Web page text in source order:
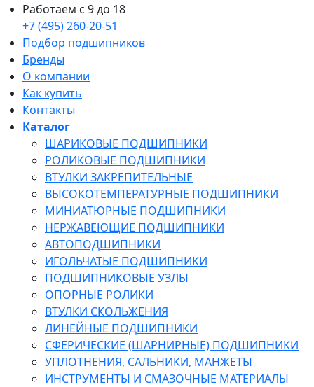
Работаем с 9 до 18
+7 (495) 260-20-51
Подбор подшипников
Бренды
О компании
Как купить
Контакты
Каталог
ШАРИКОВЫЕ ПОДШИПНИКИ
РОЛИКОВЫЕ ПОДШИПНИКИ
ВТУЛКИ ЗАКРЕПИТЕЛЬНЫЕ
ВЫСОКОТЕМПЕРАТУРНЫЕ ПОДШИПНИКИ
МИНИАТЮРНЫЕ ПОДШИПНИКИ
НЕРЖАВЕЮЩИЕ ПОДШИПНИКИ
АВТОПОДШИПНИКИ
ИГОЛЬЧАТЫЕ ПОДШИПНИКИ
ПОДШИПНИКОВЫЕ УЗЛЫ
ОПОРНЫЕ РОЛИКИ
ВТУЛКИ СКОЛЬЖЕНИЯ
ЛИНЕЙНЫЕ ПОДШИПНИКИ
СФЕРИЧЕСКИЕ (ШАРНИРНЫЕ) ПОДШИПНИКИ
УПЛОТНЕНИЯ, САЛЬНИКИ, МАНЖЕТЫ
ИНСТРУМЕНТЫ И СМАЗОЧНЫЕ МАТЕРИАЛЫ